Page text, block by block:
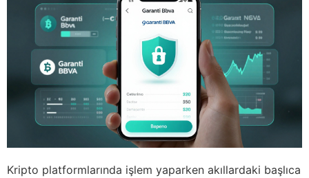
Kripto platformlarında işlem yaparken akıllardaki başlıca